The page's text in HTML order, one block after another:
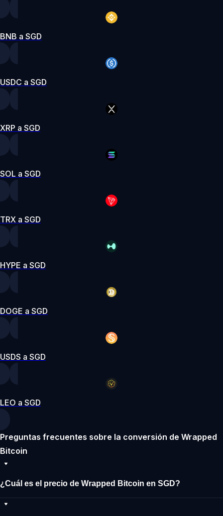
BNB a SGD
USDC a SGD
XRP a SGD
SOL a SGD
TRX a SGD
HYPE a SGD
DOGE a SGD
USDS a SGD
LEO a SGD
Preguntas frecuentes sobre la conversión de Wrapped
Bitcoin
¿Cuál es el precio de Wrapped Bitcoin en SGD?